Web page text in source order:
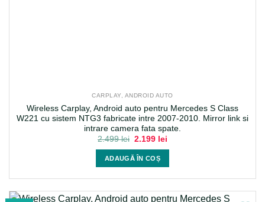
CARPLAY, ANDROID AUTO
Wireless Carplay, Android auto pentru Mercedes S Class
W221 cu sistem NTG3 fabricate intre 2007-2010. Mirror link si
intrare camera fata spate.
2.499lei Prețul
a
fost:
2.499 lei.
2.199 lei
ADAUGĂ ÎN COȘ